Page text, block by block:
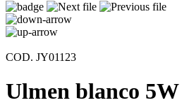
COD. JY01123
Ulmen blanco